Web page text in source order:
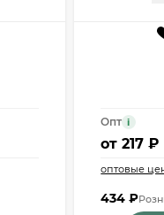
Опт i
от217 ₽
оптовые
434₽